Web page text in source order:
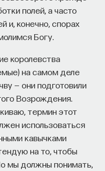
полей, а часто
и, конечно, спорах
Богу.
королевства
на самом деле
— они подготовили
Возрождения.
термин этот
использоваться
кавычками
на то, чтобы
мы должны понимать,